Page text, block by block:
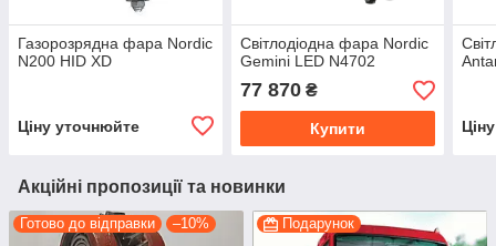
Газорозрядна фара Nordic
N200 HID XD
Ціну уточнюйте
Світлодіодна фара Nordic
Gemini LED N4702
77 870₴
Купити
Акційні пропозиції та новинки
Готово до відправки –10% Подарунок